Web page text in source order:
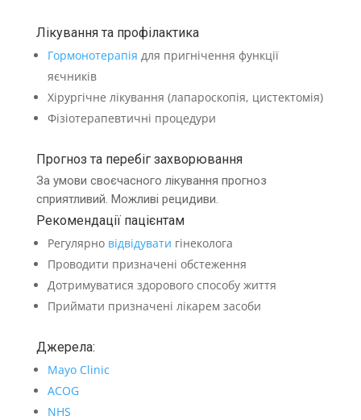
Лікування та профілактика
Гормонотерапія для пригнічення функції
яєчників
Хірургічне лікування (лапароскопія, цистектомія)
Фізіотерапевтичні процедури
Прогноз та перебіг захворювання
За умови своєчасного лікування прогноз
сприятливий. Можливі рецидиви.
Рекомендації пацієнтам
Регулярно відвідувати гінеколога
Проводити призначені обстеження
Дотримуватися здорового способу життя
Приймати призначені лікарем засоби
Джерела:
Mayo Clinic
ACOG
NHS